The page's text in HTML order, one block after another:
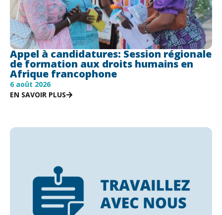
Appel à candidatures: Session régionale
de formation aux droits humains en
Afrique francophone
6 août 2026
EN SAVOIR PLUS